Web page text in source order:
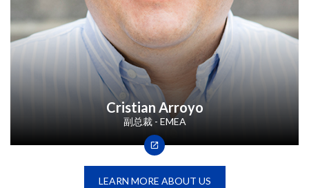
Cristian Arroyo
副总裁 - EMEA
LEARN MORE ABOUT US